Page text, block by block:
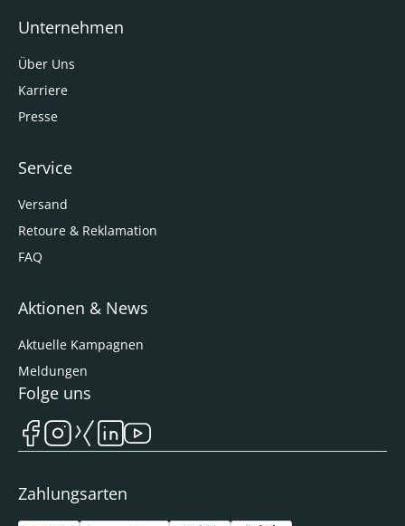
Unternehmen
Über Uns
Karriere
Presse
Service
Versand
Retoure & Reklamation
FAQ
Aktionen & News
Aktuelle Kampagnen
Meldungen
Zahlungsarten
Folge uns